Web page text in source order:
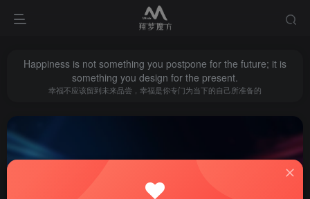
Happiness is not something you postpone for the future; it is
something you design for the present.
幸福不应该留到未来品尝，幸福是你专门为当下的自己所准备的